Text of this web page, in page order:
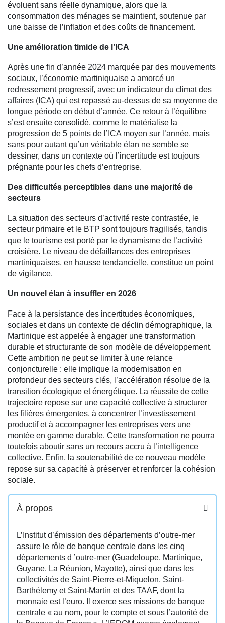
évoluent sans réelle dynamique, alors que la
consommation des ménages se maintient, soutenue par
une baisse de l’inflation et des coûts de financement.
Une amélioration timide de l’ICA
Après une fin d’année 2024 marquée par des mouvements
sociaux, l’économie martiniquaise a amorcé un
redressement progressif, avec un indicateur du climat des
affaires (ICA) qui est repassé au-dessus de sa moyenne de
longue période en début d’année. Ce retour à l’équilibre
s’est ensuite consolidé, comme le matérialise la
progression de 5 points de l’ICA moyen sur l’année, mais
sans pour autant qu’un véritable élan ne semble se
dessiner, dans un contexte où l’incertitude est toujours
prégnante pour les chefs d’entreprise.
Des difficultés perceptibles dans une majorité de
secteurs
La situation des secteurs d’activité reste contrastée, le
secteur primaire et le BTP sont toujours fragilisés, tandis
que le tourisme est porté par le dynamisme de l’activité
croisière. Le niveau de défaillances des entreprises
martiniquaises, en hausse tendancielle, constitue un point
de vigilance.
Un nouvel élan à insuffler en 2026
Face à la persistance des incertitudes économiques,
sociales et dans un contexte de déclin démographique, la
Martinique est appelée à engager une transformation
durable et structurante de son modèle de développement.
Cette ambition ne peut se limiter à une relance
conjoncturelle : elle implique la modernisation en
profondeur des secteurs clés, l’accélération résolue de la
transition écologique et énergétique. La réussite de cette
trajectoire repose sur une capacité collective à structurer
les filières émergentes, à concentrer l’investissement
productif et à accompagner les entreprises vers une
montée en gamme durable. Cette transformation ne pourra
toutefois aboutir sans un recours accru à l’intelligence
collective. Enfin, la soutenabilité de ce nouveau modèle
repose sur sa capacité à préserver et renforcer la cohésion
sociale.
À propos
L’Institut d’émission des départements d’outre-mer
assure le rôle de banque centrale dans les cinq
départements d ’outre-mer (Guadeloupe, Martinique,
Guyane, La Réunion, Mayotte), ainsi que dans les
collectivités de Saint-Pierre-et-Miquelon, Saint-
Barthélemy et Saint-Martin et des TAAF, dont la
monnaie est l’euro. Il exerce ses missions de banque
centrale « au nom, pour le compte et sous l’autorité de